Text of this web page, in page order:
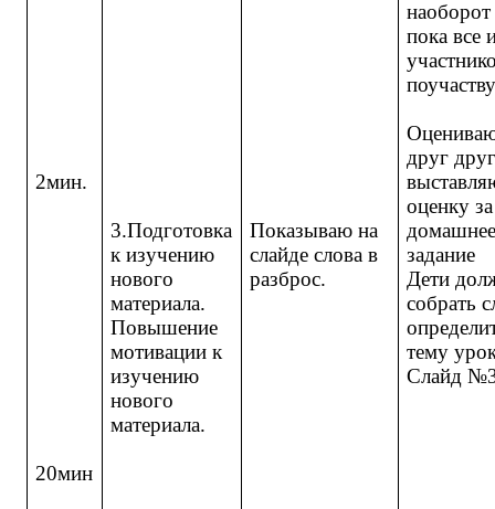
2мин.
20мин
3.Подготовка
к изучению
нового
материала.
Повышение
мотивации к
изучению
нового
материала.
Показываю на
слайде слова в
разброс.
наоборот
пока все
друг
оценку за
задание
Дети
собрать
тему
Слайд